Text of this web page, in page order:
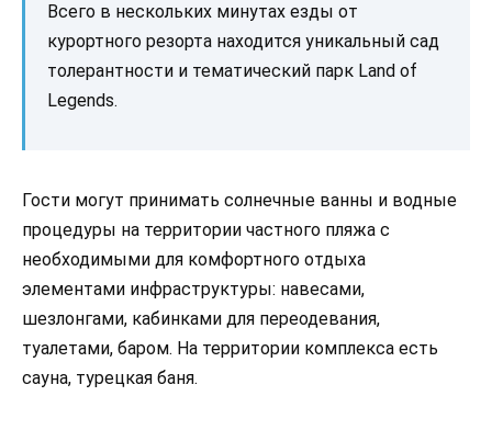
Всего в нескольких минутах езды от
курортного резорта находится уникальный сад
толерантности и тематический парк Land of
Legends.
Гости могут принимать солнечные ванны и водные
процедуры на территории частного пляжа с
необходимыми для комфортного отдыха
элементами инфраструктуры: навесами,
шезлонгами, кабинками для переодевания,
туалетами, баром. На территории комплекса есть
сауна, турецкая баня.